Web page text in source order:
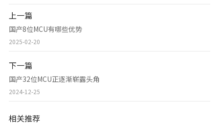
上一篇
国产8位MCU有哪些优势
2025-02-20
下一篇
国产32位MCU正逐渐崭露头角
2024-12-25
相关推荐